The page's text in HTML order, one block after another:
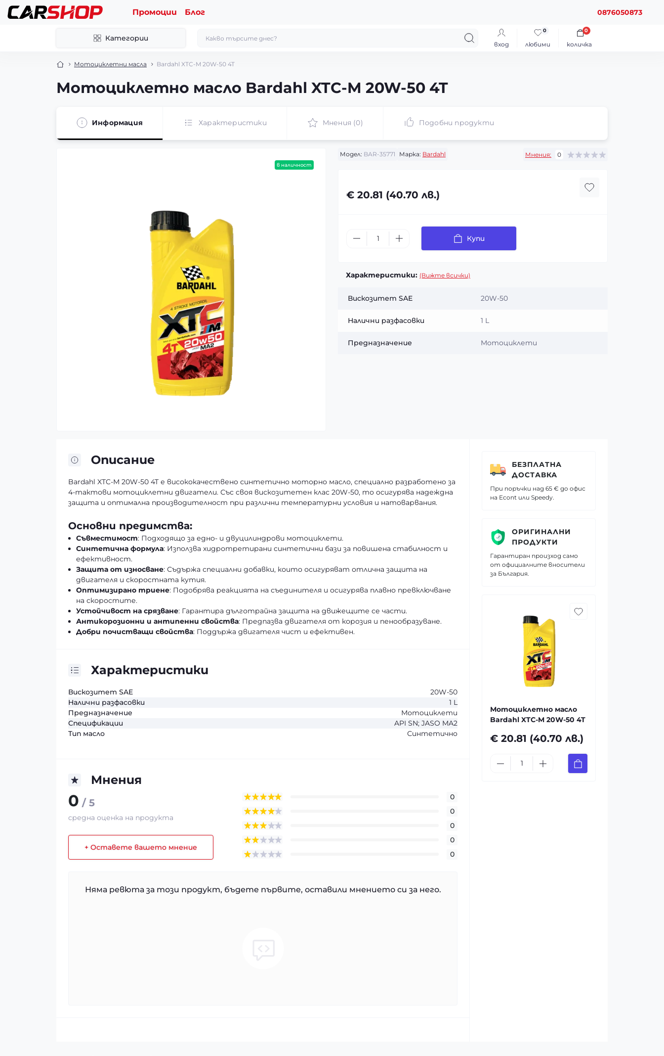
Промоции Блог 0876050873
Категории
вход любими
0
количка
0
Мотоциклетни масла Bardahl XTC-M 20W-50 4T
Мотоциклетно масло Bardahl XTC-M 20W-50 4T
Информация Характеристики Мнения (0) Подобни продукти
в наличност
Модел: BAR-35771 Марка: Bardahl Мнения: 0
€ 20.81 (40.70 лв.)
Купи
Характеристики: (Вижте всички)
Вискозитет SAE 20W-50
Налични разфасовки 1 L
Предназначение Мотоциклети
Описание
Bardahl XTC-M 20W-50 4T е висококачествено синтетично моторно масло, специално разработено за
4-тактови мотоциклетни двигатели. Със своя вискозитетен клас 20W-50, то осигурява надеждна
защита и оптимална производителност при различни температурни условия и натоварвания.
Основни предимства:
Съвместимост: Подходящо за едно- и двуцилиндрови мотоциклети.
Синтетична формула: Използва хидротретирани синтетични бази за повишена стабилност и
ефективност.
Защита от износване: Съдържа специални добавки, които осигуряват отлична защита на
двигателя и скоростната кутия.
Оптимизирано триене: Подобрява реакцията на съединителя и осигурява плавно превключване
на скоростите.
Устойчивост на срязване: Гарантира дълготрайна защита на движещите се части.
Антикорозионни и антипенни свойства: Предпазва двигателя от корозия и пенообразуване.
Добри почистващи свойства: Поддържа двигателя чист и ефективен.
Характеристики
Вискозитет SAE
20W-50
Налични разфасовки
1 L
Предназначение
Мотоциклети
Спецификации
API SN; JASO MA2
Тип масло
Синтетично
Мнения
0 / 5
средна оценка на продукта
+ Оставете вашето мнение
0
0
0
0
0
Няма ревюта за този продукт, бъдете първите, оставили мнението си за него.
БЕЗПЛАТНА
ДОСТАВКА
При поръчки над 65 € до офис
на Econt или Speedy.
ОРИГИНАЛНИ
ПРОДУКТИ
Гарантиран произход само
от официалните вносители
за България.
Мотоциклетно масло
Bardahl XTC-M 20W-50 4T
€ 20.81 (40.70 лв.)